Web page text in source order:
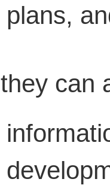
plans,
they can